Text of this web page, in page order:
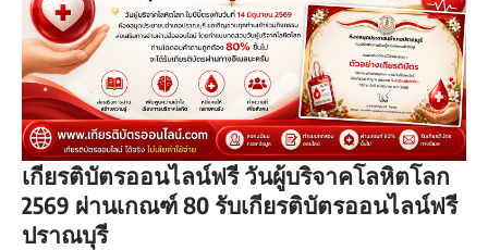
เกียรติบัตรออนไลน์ฟรี วันผู้บริจาคโลหิตโลก
2569 ผ่านเกณฑ์ 80 รับเกียรติบัตรออนไลน์ฟรี
ปราณบุรี